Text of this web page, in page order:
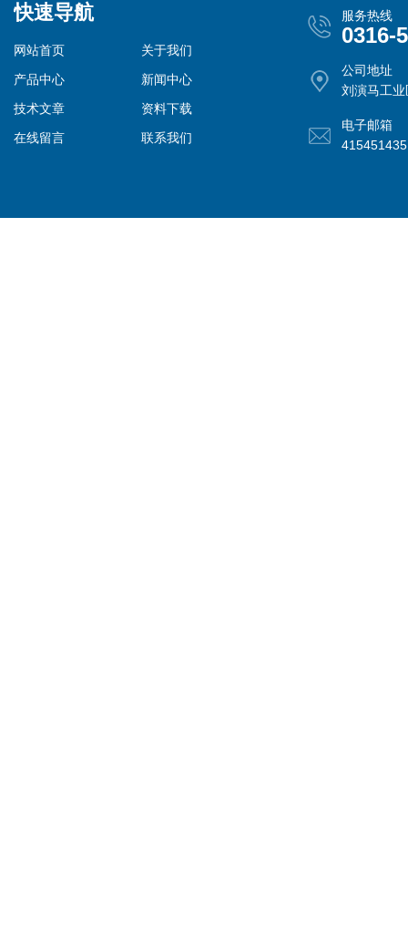
快速导航
网站首页
关于我们
产品中心
新闻中心
技术文章
资料下载
在线留言
联系我们
服务热线
0316-
公司地址
刘演马工业
电子邮箱